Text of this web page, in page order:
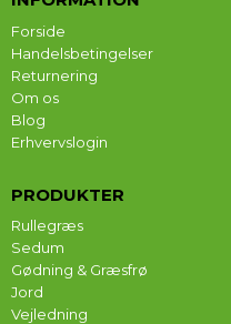
Forside
Handelsbetingelser
Returnering
Om os
Blog
Erhvervslogin
PRODUKTER
Rullegræs
Sedum
Gødning & Græsfrø
Jord
Vejledning